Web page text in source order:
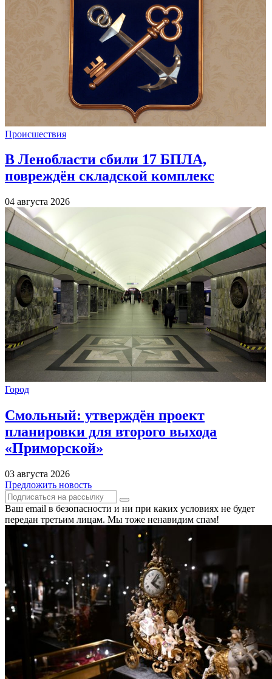
Происшествия
В Ленобласти сбили 17 БПЛА,
повреждён складской комплекс
04 августа 2026
Город
Смольный: утверждён проект
планировки для второго выхода
«Приморской»
03 августа 2026
Предложить новость
Ваш email в безопасности и ни при каких условиях не будет
передан третьим лицам. Мы тоже ненавидим спам!